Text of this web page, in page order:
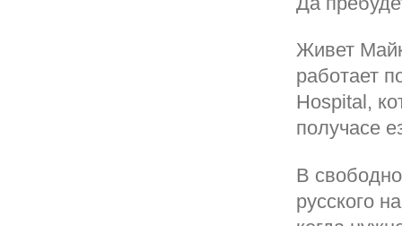
Живет
работает
Hospital,
получасе
В
русского